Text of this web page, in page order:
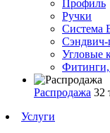
Профиль
Ручки
Система
Сэндвич-
Угловые
Фитинги,
Распродажа 32
Услуги